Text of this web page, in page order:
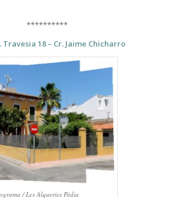
**********
Travesia 18 – Cr. Jaime Chicharro
/ Les Alqueries Pèdia